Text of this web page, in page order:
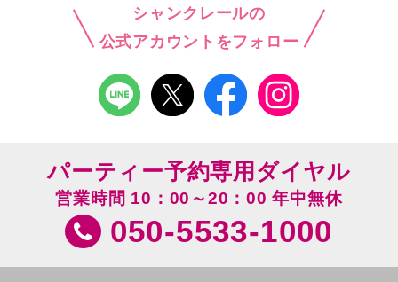
シャンクレールの
公式アカウントをフォロー
パーティー予約専用ダイヤル
営業時間 10：00～20：00 年中無休
050-5533-1000